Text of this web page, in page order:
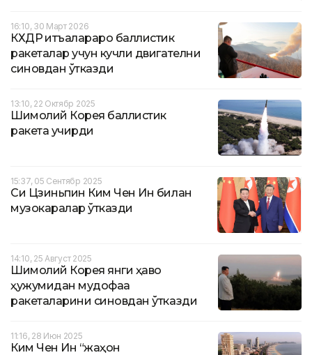
16:10, 30 Март 2026
КХДР қитъалараро баллистик
ракеталар учун кучли двигателни
синовдан ўтказди
13:10, 22 Октябр 2025
Шимолий Корея баллистик
ракета учирди
15:37, 05 Сентябр 2025
Си Цзиньпин Ким Чен Ин билан
музокаралар ўтказди
14:10, 25 Август 2025
Шимолий Корея янги ҳаво
ҳужумидан мудофаа
ракеталарини синовдан ўтказди
11:16, 28 Июн 2025
Ким Чен Ин “жаҳон